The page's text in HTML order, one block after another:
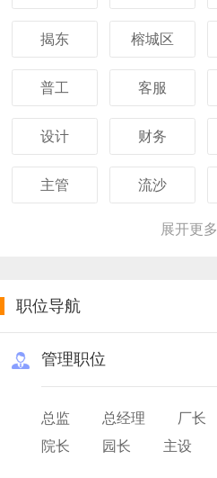
揭东 榕城区
普工 客服
设计 财务
主管 流沙
展开更多
职位导航
管理职位
总监 总经理 厂长
院长
园长 主设